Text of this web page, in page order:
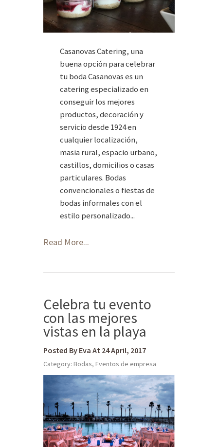
Casanovas Catering, una
buena opción para celebrar
tu boda Casanovas es un
catering especializado en
conseguir los mejores
productos, decoración y
servicio desde 1924 en
cualquier localización,
masia rural, espacio urbano,
castillos, domicilios o casas
particulares. Bodas
convencionales o fiestas de
bodas informales con el
estilo personalizado...
Read More...
Celebra tu evento
con las mejores
vistas en la playa
Posted By Eva At 24 April, 2017
Category: Bodas, Eventos de empresa